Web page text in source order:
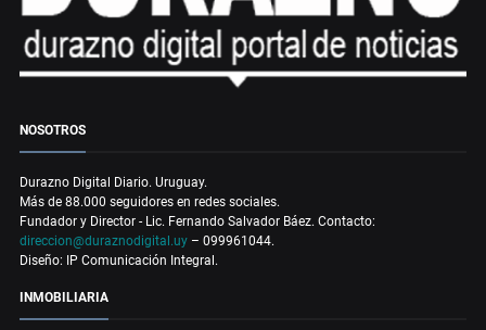
NOSOTROS
Durazno Digital Diario. Uruguay.
Más de 88.000 seguidores en redes sociales.
Fundador y Director - Lic. Fernando Salvador Báez. Contacto:
direccion@duraznodigital.uy – 099961044.
Diseño: IP Comunicación Integral.
INMOBILIARIA